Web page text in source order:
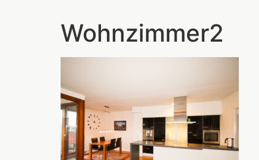
Wohnzimmer2